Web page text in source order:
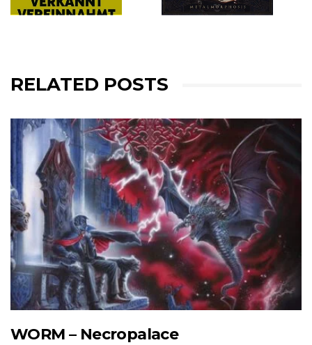
RELATED POSTS
WORM – Necropalace